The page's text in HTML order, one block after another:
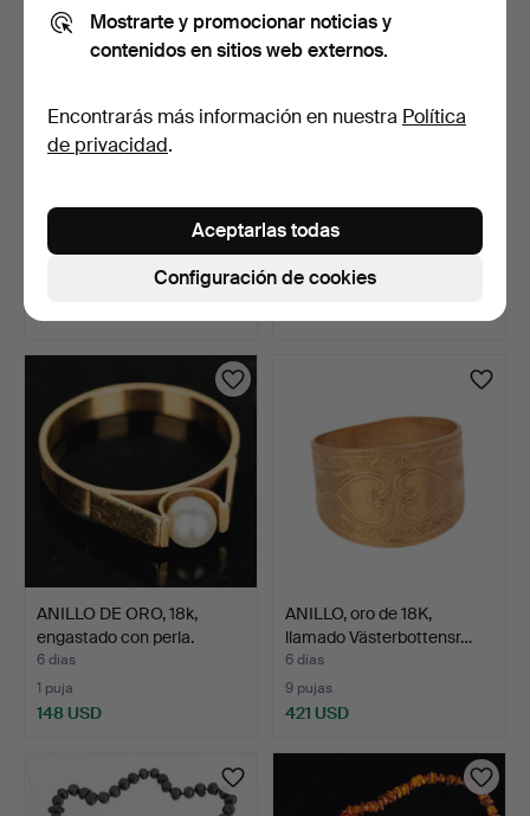
ANILLO Y PENDIENTES,
oro de 14K, engastado…
106 USD
PULSERA / ESLABONES.
Oro de 18K, siglo XX.
6 pujas
ANILLO DE ORO, 18k,
engastado con perla.
6 días
1 puja
148 USD
ANILLO, oro de 18K,
llamado Västerbottensr…
6 días
9 pujas
421 USD
Mostrarte y promocionar noticias y
contenidos en sitios web externos.
Encontrarás más información en nuestra Política
de privacidad.
Configuración de cookies
Aceptarlas todas